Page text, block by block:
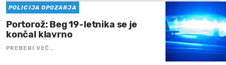
POLICIJA OPOZARJA
Portorož: Beg 19-letnika se je
končal klavrno
PREBERI VEČ…